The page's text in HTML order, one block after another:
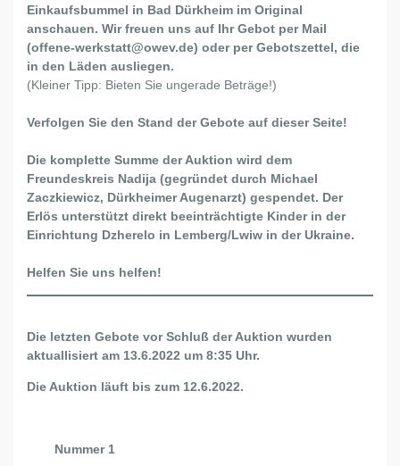
Einkaufsbummel in Bad Dürkheim im Original
anschauen. Wir freuen uns auf Ihr Gebot per Mail
(offene-werkstatt@owev.de) oder per Gebotszettel, die
in den Läden ausliegen.
(Kleiner Tipp: Bieten Sie ungerade Beträge!)
Verfolgen Sie den Stand der Gebote auf dieser Seite!
Die komplette Summe der Auktion wird dem
Freundeskreis Nadija (gegründet durch Michael
Zaczkiewicz, Dürkheimer Augenarzt) gespendet. Der
Erlös unterstützt direkt beeinträchtigte Kinder in der
Einrichtung Dzherelo in Lemberg/Lwiw in der Ukraine.
Helfen Sie uns helfen!
Die letzten Gebote vor Schluß der Auktion wurden
aktuallisiert am 13.6.2022 um 8:35 Uhr.
Die Auktion läuft bis zum 12.6.2022.
Nummer 1